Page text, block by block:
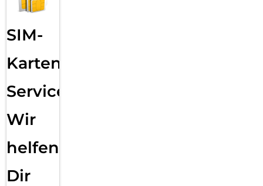
SIM-
Karten
Service:
Wir
helfen
Dir